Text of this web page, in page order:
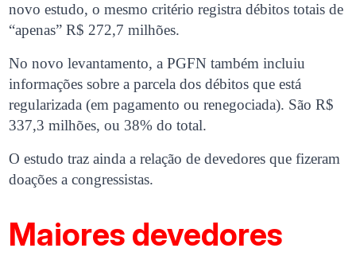
novo estudo, o mesmo critério registra débitos totais de
“apenas” R$ 272,7 milhões.
No novo levantamento, a PGFN também incluiu
informações sobre a parcela dos débitos que está
regularizada (em pagamento ou renegociada). São R$
337,3 milhões, ou 38% do total.
O estudo traz ainda a relação de devedores que fizeram
doações a congressistas.
Maiores devedores